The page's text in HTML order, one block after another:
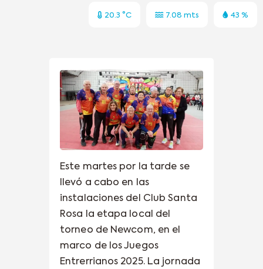
20.3 °C 7.08 mts 43 %
Este martes por la tarde se
llevó a cabo en las
instalaciones del Club Santa
Rosa la etapa local del
torneo de Newcom, en el
marco de los Juegos
Entrerrianos 2025. La jornada